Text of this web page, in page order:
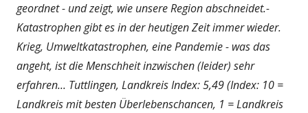
geordnet - und zeigt, wie unsere Region abschneidet.-
Katastrophen gibt es in der heutigen Zeit immer wieder.
Krieg, Umweltkatastrophen, eine Pandemie - was das
angeht, ist die Menschheit inzwischen (leider) sehr
erfahren... Tuttlingen, Landkreis Index: 5,49 (Index: 10 =
Landkreis mit besten Überlebenschancen, 1 = Landkreis